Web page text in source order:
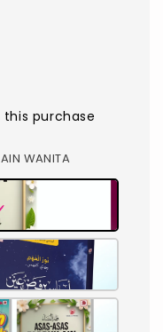
this purchase
WANITA